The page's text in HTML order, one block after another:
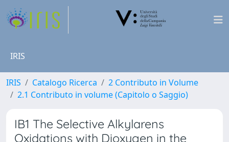
IRIS
IRIS Catalogo Ricerca
2 Contributo in Volume
2.1 Contributo in volume (Capitolo o Saggio)
IB1 The Selective Alkylarens
Oxidations with Dioxygen in the